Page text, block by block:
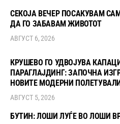
СЕКОЈА ВЕЧЕР ПОСАКУВАМ
ДА ГО ЗАБАВАМ ЖИВОТОТ
АВГУСТ 6, 2026
КРУШЕВО ГО УДВОЈУВА
ПАРАГЛАЈДИНГ: ЗАПОЧНА
НОВИТЕ МОДЕРНИ
АВГУСТ 5, 2026
БУТИН: ЛОШИ ЛУЃЕ ВО ЛОШИ